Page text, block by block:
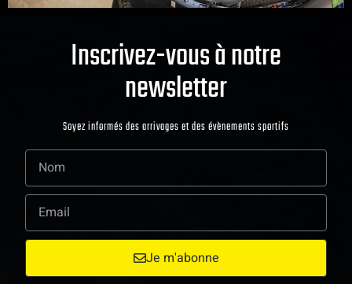
Inscrivez-vous à notre
newsletter
Soyez informés des arrivages et des évènements sportifs
Je m'abonne